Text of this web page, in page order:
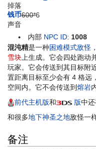
掉落
钱币600*6
声音
内部 NPC ID: 1008
混沌精是一种困难模式敌怪
雪块 上生成。它会四处跑
玩家。它会传送到其目标附
置距离目标至少会有 4 格远
空间内。它不会传送到熔岩
前代主机版和 版中
和很多地下神圣之地敌怪一
备注